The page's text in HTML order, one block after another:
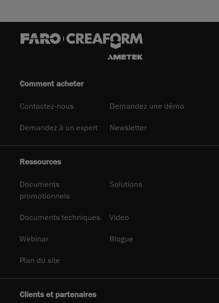
Comment acheter
Contactez-nous Demandez une démo
Demandez à un expert Newsletter
Ressources
Documents
promotionnels
Solutions
Documents techniques Video
Webinar Blogue
Plan du site
Clients et partenaires